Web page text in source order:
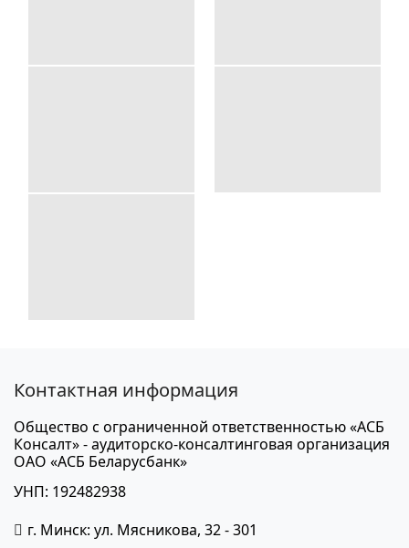
Контактная информация
Общество с ограниченной ответственностью «АСБ
Консалт» - аудиторско-консалтинговая организация
ОАО «АСБ Беларусбанк»
УНП: 192482938
г. Минск: ул. Мясникова, 32 - 301